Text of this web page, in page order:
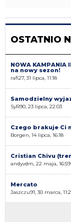
OSTATNIO
NOWA
na nowy sezon!
rafi27, 31 lipca, 11:18
Samodzielny
SyR90, 23 lipca, 22:03
Czego brakuje Ci
Borgen, 14 lipca, 16:18
Cristian Chivu
andyvdm, 22 maja, 16:59
Mercato
Jaszczu91, 30 marca,